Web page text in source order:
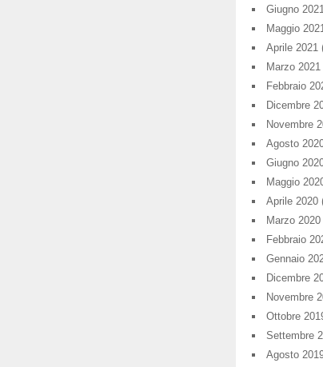
Giugno
Maggio
Aprile 2021
Marzo 2021
Febbraio
Dicembre
Novembre
Agosto
Giugno
Maggio
Aprile 2020
Marzo 2020
Febbraio
Gennaio
Dicembre
Novembre
Ottobre
Settembre
Agosto